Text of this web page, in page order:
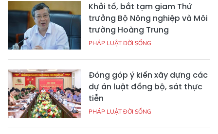
Khởi tố, bắt tạm giam Thứ
trưởng Bộ Nông nghiệp và Môi
trường Hoàng Trung
PHÁP LUẬT ĐỜI SỐNG
Đóng góp ý kiến xây dựng các
dự án luật đồng bộ, sát thực
tiễn
PHÁP LUẬT ĐỜI SỐNG